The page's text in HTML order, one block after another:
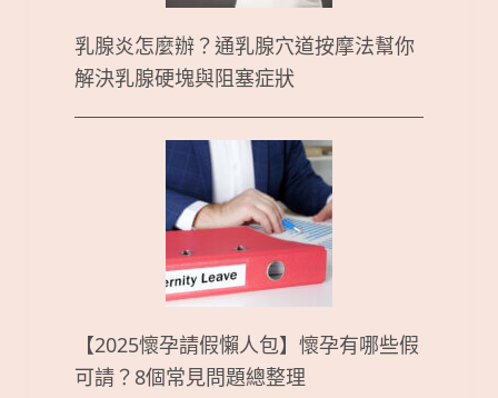
乳腺炎怎麼辦？通乳腺穴道按摩法幫你
解決乳腺硬塊與阻塞症狀
【2025懷孕請假懶人包】懷孕有哪些假
可請？8個常見問題總整理